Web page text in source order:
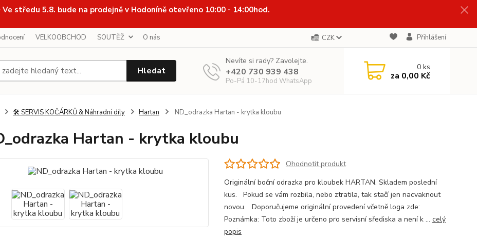
středu 5.8. bude na prodejně v Hodoníně otevřeno 10:00 - 14:00hod.
VELKOOBCHOD SOUTĚŽ O nás CZK Přihlášení
Hledat
Nevíte si rady? Zavolejte.
+420 730 939 438
Po-Pá 10-17hod WhatsApp
0ks
za 0,00 Kč
🛠️ SERVIS KOČÁRKŮ & Náhradní díly Hartan ND_odrazka Hartan - krytka kloubu
Hartan - krytka kloubu
Ohodnotit produkt
Originální boční odrazka pro kloubek HARTAN. Skladem poslední
kus. Pokud se vám rozbila, nebo ztratila, tak stačí jen nacvaknout
novou. Doporučujeme originální provedení včetně loga zde:
Poznámka: Toto zboží je určeno pro servisní sřediska a není k ... celý
popis